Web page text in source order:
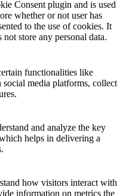
Consent plugin and is used
whether or not user has
to the use of cookies. It
not store any personal data.
functionalities like
media platforms, collect
and analyze the key
helps in delivering a
how visitors interact with
information on metrics the